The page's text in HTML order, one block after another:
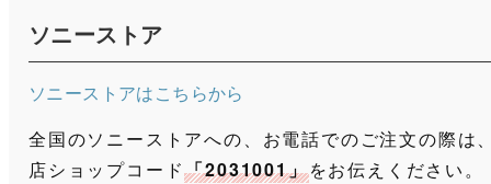
ソニーストア
ソニーストアはこちらから
全国のソニーストアへの、お電話でのご注文の際は
店ショップコード「2031001」をお伝えください。